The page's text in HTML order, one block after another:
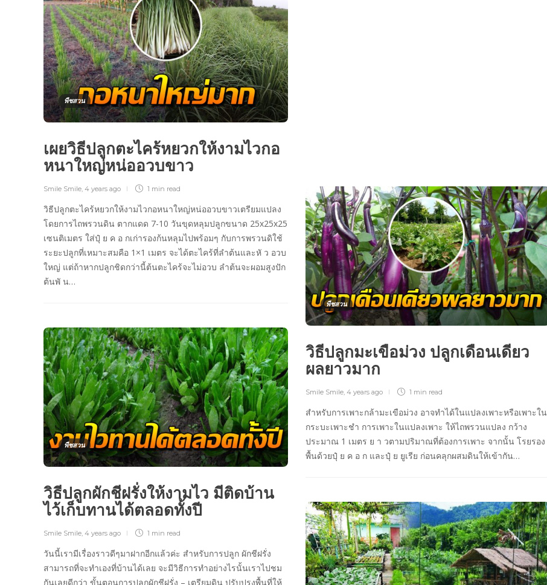
พืชสวน
เผยวิธีปลูกตะไคร้หยวกให้งามไวกอ
หนาใหญ่หน่ออวบขาว
Smile Smile, 4 years ago 1 min read
วิธีปลูกตะไคร้หยวกให้งามไวกอหนาใหญ่หน่ออวบขาวเตรียมแปลง
โดยการไถพรวนดิน ตากแดด 7-10 วันขุดหลุมปลูกขนาด 25x25x25
เซนติเมตร ใส่ปุ๋ ย ค อ กเก่ารองก้นหลุมไปพร้อมๆ กับการพรวนดิใช้
ระยะปลูกที่เหมาะสมคือ 1×1 เมตร จะได้ตะไคร้ที่ลำต้นและหั ว อวบ
ใหญ่ แต่ถ้าหากปลูกชิดกว่านี้ต้นตะไคร้จะไม่อวบ ลำต้นจะผอมสูงปัก
ต้นพั น…
พืชสวน
วิธีปลูกมะเขือม่วง ปลูกเดือนเดียว
ผลยาวมาก
Smile Smile, 4 years ago 1 min read
สำหรับการเพาะกล้ามะเขือม่วง อาจทำได้ในแปลงเพาะหรือเพาะใน
กระบะเพาะชำ การเพาะในแปลงเพาะ ให้ไถพรวนแปลง กว้าง
ประมาณ 1 เมตร ย า วตามปริมาณที่ต้องการเพาะ จากนั้น โรยรอง
พื้นด้วยปุ๋ ย ค อ ก และปุ๋ ย ยูเรีย ก่อนคลุกผสมดินให้เข้ากัน…
พืชสวน
วิธีปลูกผักชีฝรั่งให้งามไว มีติดบ้าน
ไว้เก็บทานได้ตลอดทั้งปี
Smile Smile, 4 years ago 1 min read
วันนี้เรามีเรื่องราวดีๆมาฝากอีกแล้วค่ะ สำหรับการปลูก ผักชีฝรั่ง
สามารถที่จะทำเองที่บ้านได้เลย จะมีวิธีการทำอย่างไรนั้นเราไปชม
กันเลยดีกว่า ขั้นตอนการปลูกผักชีฝรั่ง – เตรียมดิน ปรับปรุงพื้นที่ให้